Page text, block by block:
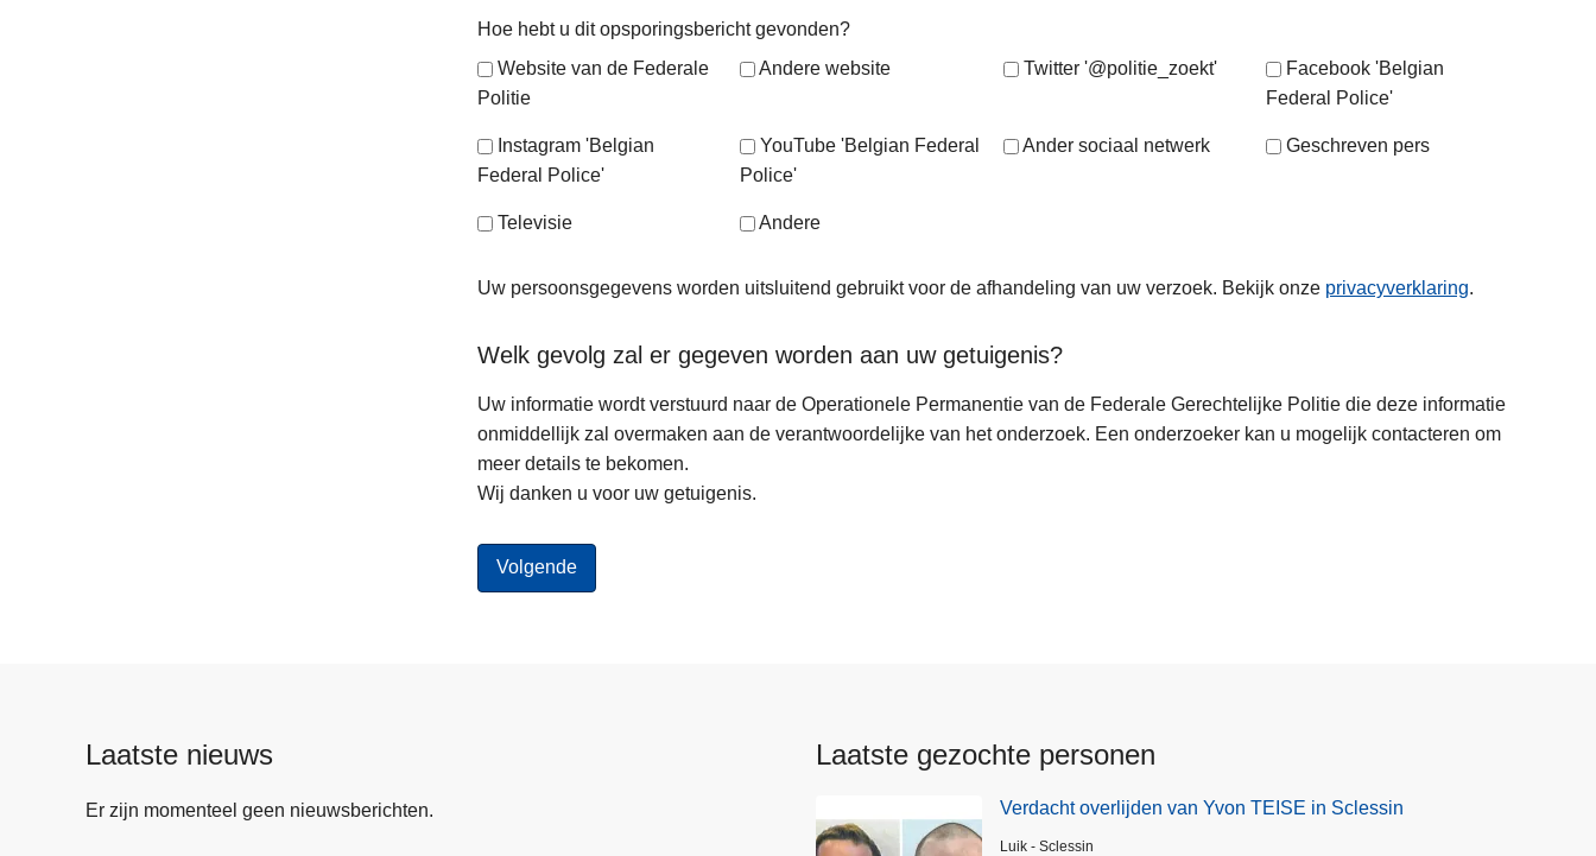
Hoe hebt u dit opsporingsbericht gevonden?
Website van de Federale
Politie
Andere website Twitter '@politie_zoekt'
Facebook 'Belgian
Federal Police'
Instagram 'Belgian
Federal Police'
YouTube 'Belgian Federal
Police'
Ander sociaal netwerk Geschreven pers
Televisie Andere
Uw persoonsgegevens worden uitsluitend gebruikt voor de afhandeling van uw verzoek. Bekijk onze privacyverklaring.
Welk gevolg zal er gegeven worden aan uw getuigenis?
Uw informatie wordt verstuurd naar de Operationele Permanentie van de Federale Gerechtelijke Politie die deze informatie
onmiddellijk zal overmaken aan de verantwoordelijke van het onderzoek. Een onderzoeker kan u mogelijk contacteren om
meer details te bekomen.
Wij danken u voor uw getuigenis.
Laatste nieuws
Er zijn momenteel geen nieuwsberichten.
Laatste gezochte personen
Verdacht overlijden van Yvon TEISE in Sclessin
Plaats
Luik - Sclessin